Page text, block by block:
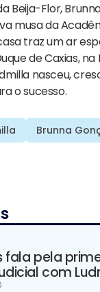
Beija-Flor,
musa da
traz um ar
de Caxias, na
nasceu,
o sucesso.
Brunna
fala pela
com